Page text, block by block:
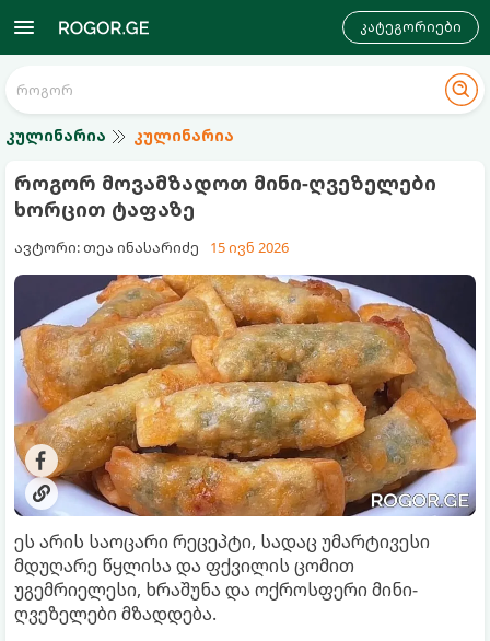
კატეგორიები
კულინარია კულინარია
როგორ მოვამზადოთ მინი-ღვეზელები
ხორცით ტაფაზე
ავტორი: თეა ინასარიძე 15 ივნ 2026
ეს არის საოცარი რეცეპტი, სადაც უმარტივესი
მდუღარე წყლისა და ფქვილის ცომით
უგემრიელესი, ხრაშუნა და ოქროსფერი მინი-
ღვეზელები მზადდება.